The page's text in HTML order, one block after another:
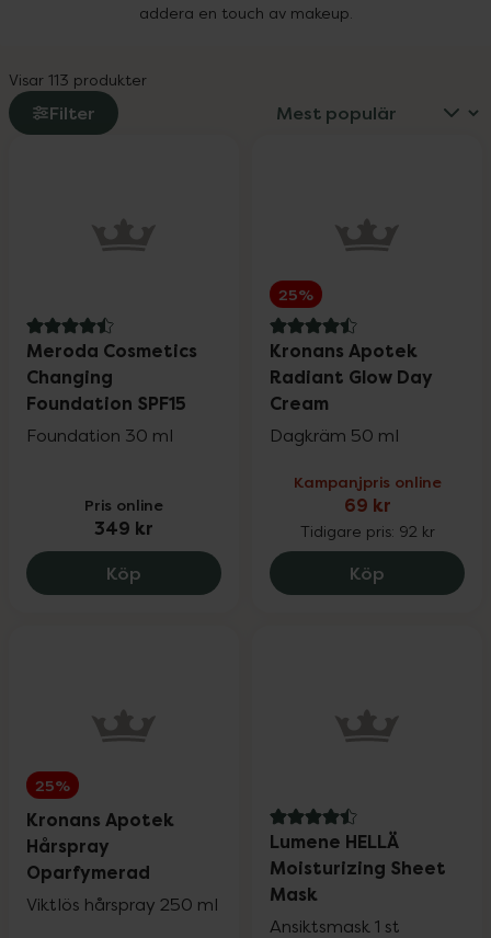
addera en touch av makeup.
Visar 113 produkter
Filter
4.5 av 5 i omdöme
Meroda Cosmetics
Changing
Foundation SPF15
Foundation 30 ml
Pris online
349 kr
Köp Meroda Cosmetics Changing
25%
4.5 av 5 i omdöme
Kronans Apotek
Radiant Glow Day
Cream
Dagkräm 50 ml
Kampanjpris online
69 kr
Tidigare pris: 92 kr
Köp Kronans
25%
Kronans Apotek
Hårspray
Oparfymerad
Viktlös hårspray 250 ml
4.5 av 5 i omdöme
Lumene HELLÄ
Moisturizing Sheet
Mask
Ansiktsmask 1 st